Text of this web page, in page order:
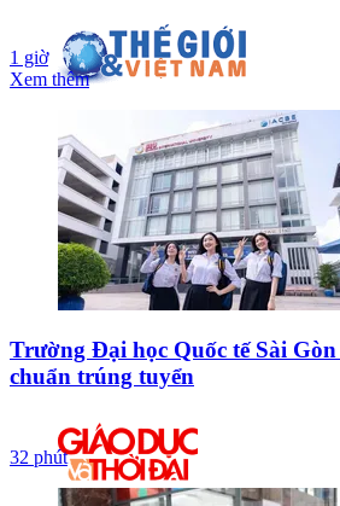
1 giờ
Xem thêm
Trường Đại học Quốc tế Sài
chuẩn trúng tuyển
32 phút